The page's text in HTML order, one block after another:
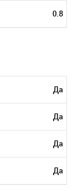
0.8
Да
Да
Да
Да